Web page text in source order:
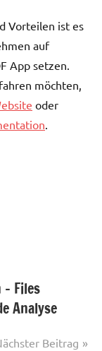
Vorteilen ist es
auf
App setzen.
möchten,
oder
Files
Analyse
Beitrag